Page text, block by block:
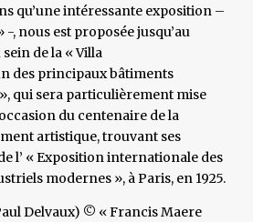
qu’une intéressante exposition –
-, nous est proposée jusqu’au
de la « Villa
des principaux bâtiments
qui sera particulièrement mise
du centenaire de la
artistique, trouvant ses
l’ « Exposition internationale des
modernes », à Paris, en 1925.
Delvaux) © « Francis Maere